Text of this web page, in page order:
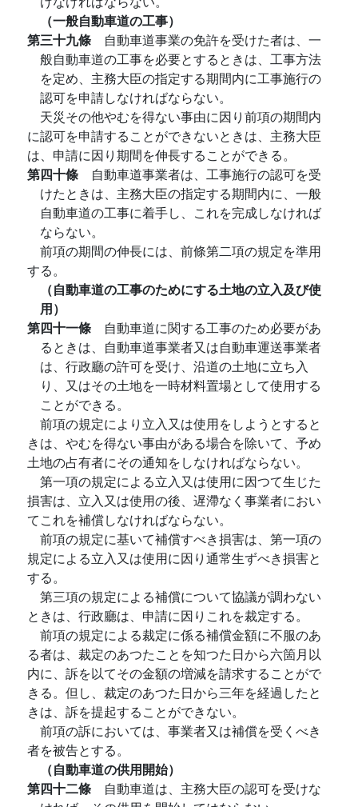
（一般自動車道の工事）
第三十九條 自動車道事業の免許を受けた者は、一
般自動車道の工事を必要とするときは、工事方法
を定め、主務大臣の指定する期間内に工事施行の
認可を申請しなければならない。
天災その他やむを得ない事由に因り前項の期間内
に認可を申請することができないときは、主務大臣
は、申請に因り期間を伸長することができる。
第四十條 自動車道事業者は、工事施行の認可を受
けたときは、主務大臣の指定する期間内に、一般
自動車道の工事に着手し、これを完成しなければ
ならない。
前項の期間の伸長には、前條第二項の規定を準用
する。
（自動車道の工事のためにする土地の立入及び使
用）
第四十一條 自動車道に関する工事のため必要があ
るときは、自動車道事業者又は自動車運送事業者
は、行政廳の許可を受け、沿道の土地に立ち入
り、又はその土地を一時材料置場として使用する
ことができる。
前項の規定により立入又は使用をしようとすると
きは、やむを得ない事由がある場合を除いて、予め
土地の占有者にその通知をしなければならない。
第一項の規定による立入又は使用に因つて生じた
損害は、立入又は使用の後、遅滯なく事業者におい
てこれを補償しなければならない。
前項の規定に基いて補償すべき損害は、第一項の
規定による立入又は使用に因り通常生ずべき損害と
する。
第三項の規定による補償について協議が調わない
ときは、行政廳は、申請に因りこれを裁定する。
前項の規定による裁定に係る補償金額に不服のあ
る者は、裁定のあつたことを知つた日から六箇月以
内に、訴を以てその金額の増減を請求することがで
きる。但し、裁定のあつた日から三年を経過したと
きは、訴を提起することができない。
前項の訴においては、事業者又は補償を受くべき
者を被告とする。
（自動車道の供用開始）
第四十二條 自動車道は、主務大臣の認可を受けな